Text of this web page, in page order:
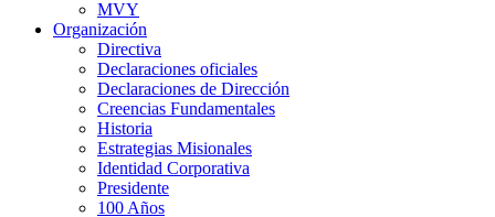
MVY
Organización
Directiva
Declaraciones oficiales
Declaraciones de Dirección
Creencias Fundamentales
Historia
Estrategias Misionales
Identidad Corporativa
Presidente
100 Años